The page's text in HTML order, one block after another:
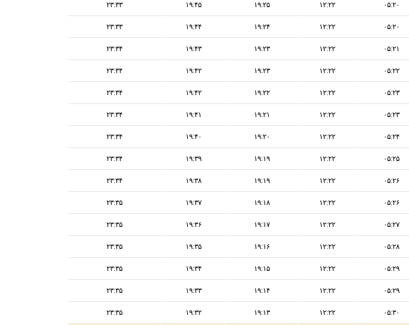
۰۵:۲۰ ۱۲:۲۲ ۱۹:۲۵ ۱۹:۴۵ ۲۳:۳۳
۰۵:۲۰ ۱۲:۲۲ ۱۹:۲۴ ۱۹:۴۴ ۲۳:۳۳
۰۵:۲۱ ۱۲:۲۲ ۱۹:۲۳ ۱۹:۴۳ ۲۳:۳۴
۰۵:۲۲ ۱۲:۲۲ ۱۹:۲۳ ۱۹:۴۲ ۲۳:۳۴
۰۵:۲۳ ۱۲:۲۲ ۱۹:۲۲ ۱۹:۴۲ ۲۳:۳۴
۰۵:۲۳ ۱۲:۲۲ ۱۹:۲۱ ۱۹:۴۱ ۲۳:۳۴
۰۵:۲۴ ۱۲:۲۲ ۱۹:۲۰ ۱۹:۴۰ ۲۳:۳۴
۰۵:۲۵ ۱۲:۲۲ ۱۹:۱۹ ۱۹:۳۹ ۲۳:۳۴
۰۵:۲۶ ۱۲:۲۲ ۱۹:۱۹ ۱۹:۳۸ ۲۳:۳۴
۰۵:۲۶ ۱۲:۲۲ ۱۹:۱۸ ۱۹:۳۷ ۲۳:۳۵
۰۵:۲۷ ۱۲:۲۲ ۱۹:۱۷ ۱۹:۳۶ ۲۳:۳۵
۰۵:۲۸ ۱۲:۲۲ ۱۹:۱۶ ۱۹:۳۵ ۲۳:۳۵
۰۵:۲۹ ۱۲:۲۲ ۱۹:۱۵ ۱۹:۳۴ ۲۳:۳۵
۰۵:۲۹ ۱۲:۲۲ ۱۹:۱۴ ۱۹:۳۳ ۲۳:۳۵
۰۵:۳۰ ۱۲:۲۲ ۱۹:۱۳ ۱۹:۳۲ ۲۳:۳۵